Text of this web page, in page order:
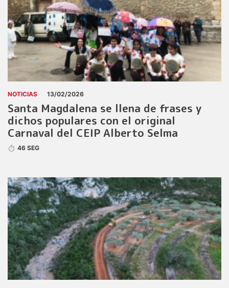
NOTICIAS 13/02/2026
Santa Magdalena se llena de frases y
dichos populares con el original
Carnaval del CEIP Alberto Selma
46 SEG